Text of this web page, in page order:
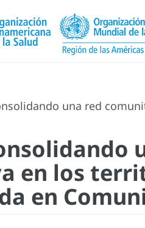
una red
en los
en